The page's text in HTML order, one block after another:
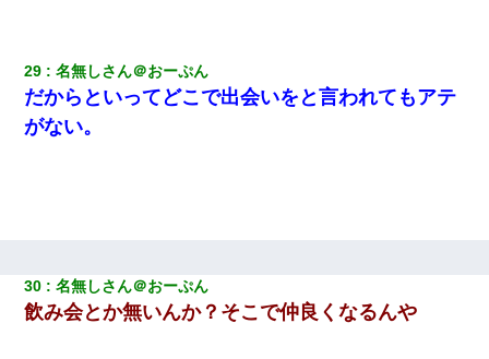
29 名無しさん＠おーぷん
だからといってどこで出会いをと言われてもアテ
がない。
30 名無しさん＠おーぷん
飲み会とか無いんか？そこで仲良くなるんや